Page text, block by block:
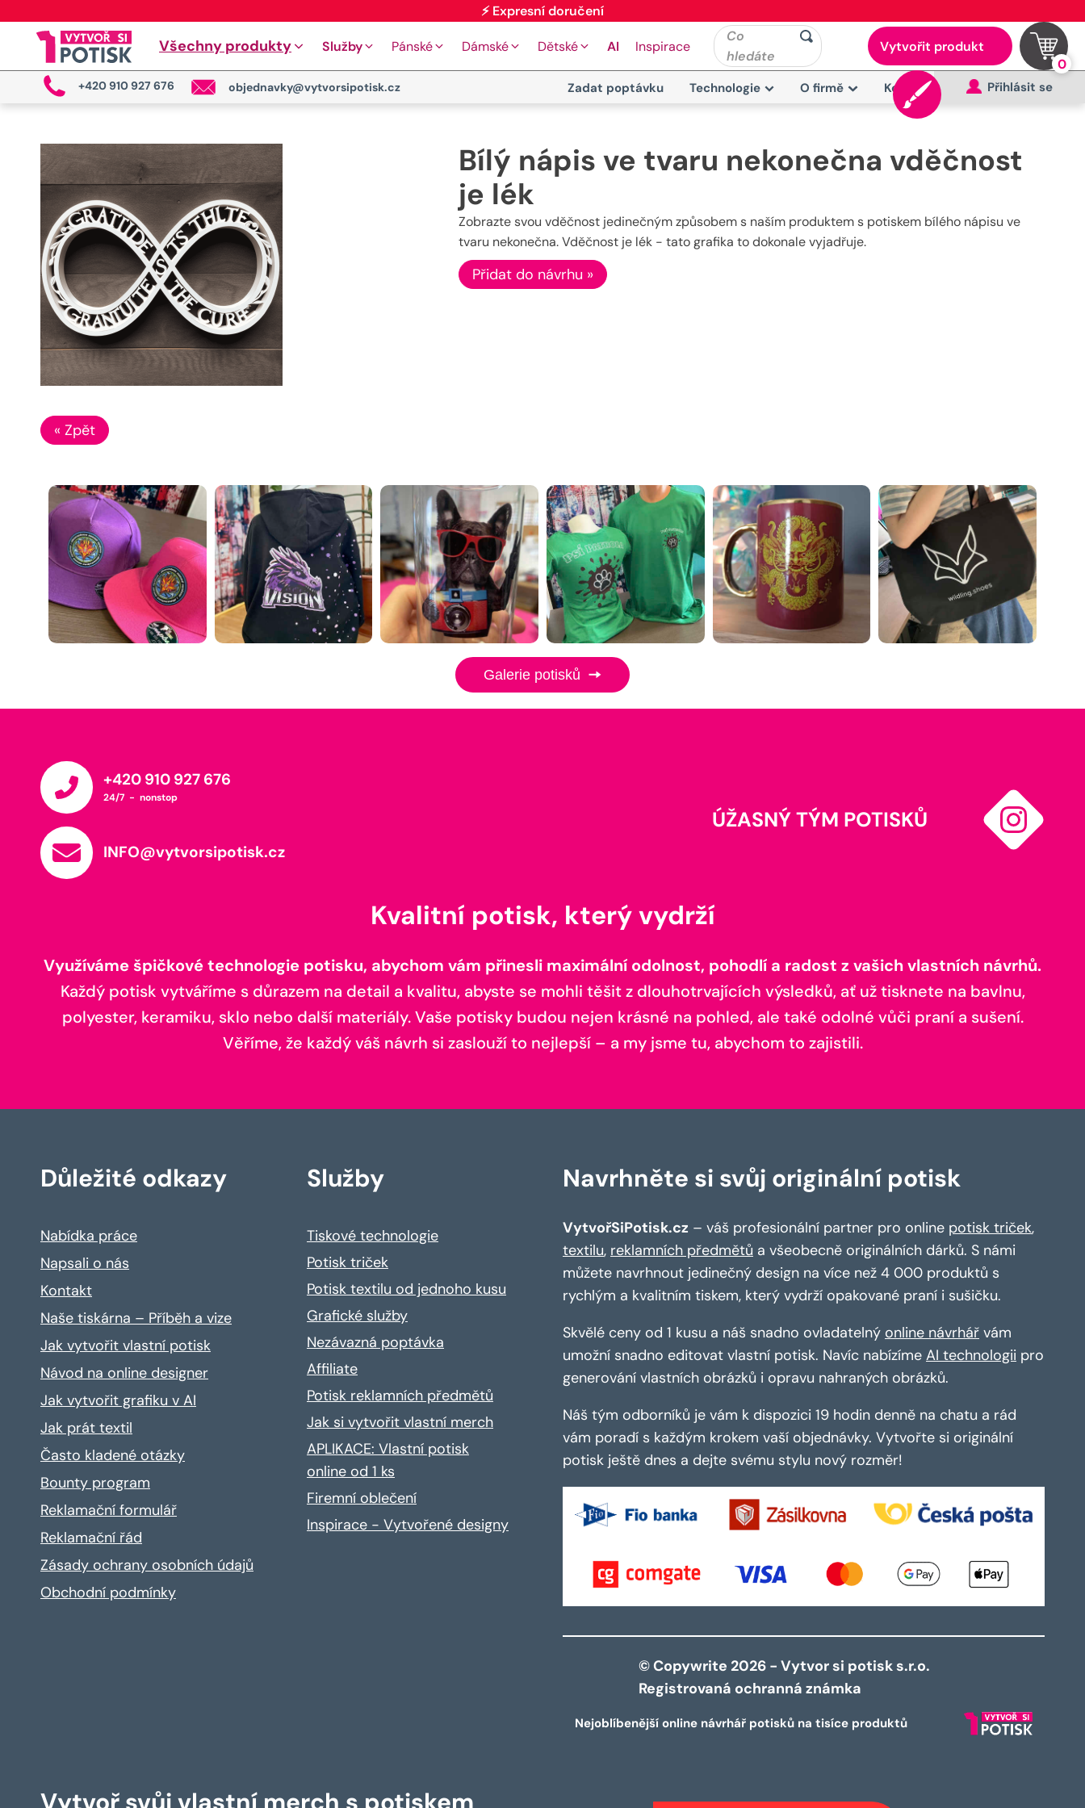
Všechny produkty Služby Pánské Dámské Dětské AI Inspirace
Co
hledáte
Vytvořit produkt
0
+420 910 927 676 objednavky@vytvorsipotisk.cz Zadat poptávku Technologie O firmě Kontakt Přihlásit se
Bílý nápis ve tvaru nekonečna vděčnost
je lék
Zobrazte svou vděčnost jedinečným způsobem s naším produktem s potiskem bílého nápisu ve
tvaru nekonečna. Vděčnost je lék - tato grafika to dokonale vyjadřuje.
Přidat do návrhu »
« Zpět
Galerie potisků
+420 910 927 676
24/7 - nonstop
INFO@vytvorsipotisk.cz
ÚŽASNÝ TÝM POTISKŮ
Kvalitní potisk, který vydrží
Využíváme špičkové technologie potisku, abychom vám přinesli maximální odolnost, pohodlí a radost z vašich vlastních návrhů.
Každý potisk vytváříme s důrazem na detail a kvalitu, abyste se mohli těšit z dlouhotrvajících výsledků, ať už tisknete na bavlnu,
polyester, keramiku, sklo nebo další materiály. Vaše potisky budou nejen krásné na pohled, ale také odolné vůči praní a sušení.
Věříme, že každý váš návrh si zaslouží to nejlepší – a my jsme tu, abychom to zajistili.
Důležité odkazy
Nabídka práce
Napsali o nás
Kontakt
Naše tiskárna – Příběh a vize
Jak vytvořit vlastní potisk
Návod na online designer
Jak vytvořit grafiku v AI
Jak prát textil
Často kladené otázky
Bounty program
Reklamační formulář
Reklamační řád
Zásady ochrany osobních údajů
Obchodní podmínky
Služby
Tiskové technologie
Potisk triček
Potisk textilu od jednoho kusu
Grafické služby
Nezávazná poptávka
Affiliate
Potisk reklamních předmětů
Jak si vytvořit vlastní merch
APLIKACE: Vlastní potisk
online od 1 ks
Firemní oblečení
Inspirace - Vytvořené designy
Navrhněte si svůj originální potisk
VytvořSiPotisk.cz – váš profesionální partner pro online potisk triček,
textilu, reklamních předmětů a všeobecně originálních dárků. S námi
můžete navrhnout jedinečný design na více než 4 000 produktů s
rychlým a kvalitním tiskem, který vydrží opakované praní i sušičku.
Skvělé ceny od 1 kusu a náš snadno ovladatelný online návrhář vám
umožní snadno editovat vlastní potisk. Navíc nabízíme AI technologii pro
generování vlastních obrázků i opravu nahraných obrázků.
Náš tým odborníků je vám k dispozici 19 hodin denně na chatu a rád
vám poradí s každým krokem vaší objednávky. Vytvořte si originální
potisk ještě dnes a dejte svému stylu nový rozměr!
© Copywrite 2026 - Vytvor si potisk s.r.o.
Registrovaná ochranná známka
Nejoblíbenější online návrhář potisků na tisíce produktů